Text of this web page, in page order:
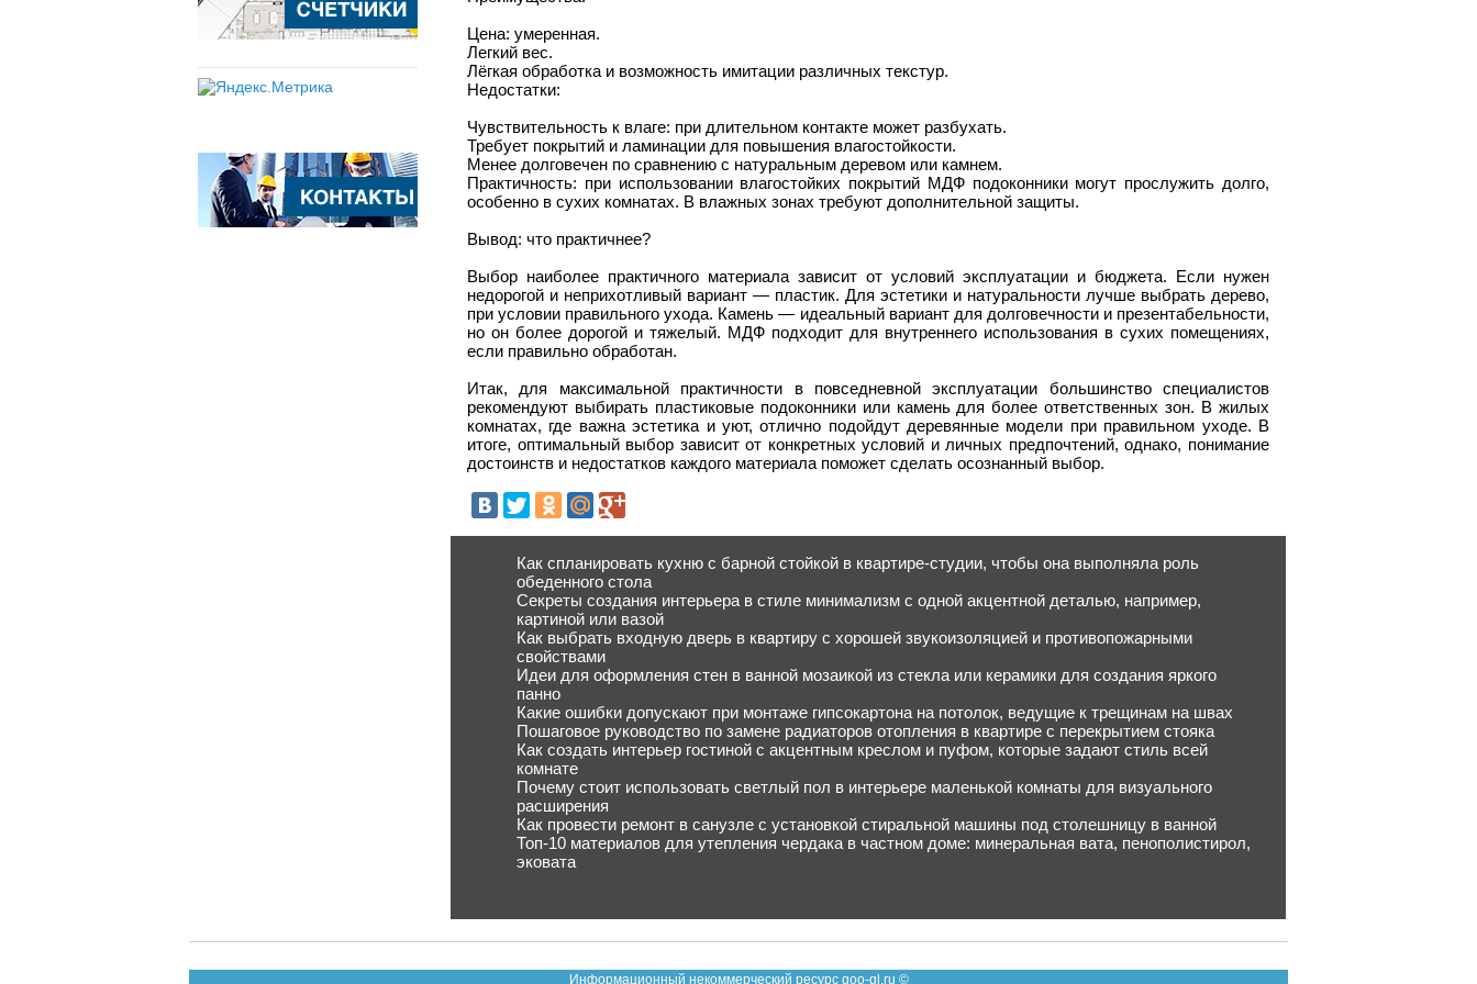
Цена: умеренная.
Легкий вес.
Лёгкая обработка и возможность имитации различных текстур.
Недостатки:
Чувствительность к влаге: при длительном контакте может разбухать.
Требует покрытий и ламинации для повышения влагостойкости.
Менее долговечен по сравнению с натуральным деревом или камнем.
Практичность: при использовании влагостойких покрытий МДФ подоконники могут прослужить долго,
особенно в сухих комнатах. В влажных зонах требуют дополнительной защиты.
Вывод: что практичнее?
Выбор наиболее практичного материала зависит от условий эксплуатации и бюджета. Если нужен
недорогой и неприхотливый вариант — пластик. Для эстетики и натуральности лучше выбрать дерево,
при условии правильного ухода. Камень — идеальный вариант для долговечности и презентабельности,
но он более дорогой и тяжелый. МДФ подходит для внутреннего использования в сухих помещениях,
если правильно обработан.
Итак, для максимальной практичности в повседневной эксплуатации большинство специалистов
рекомендуют выбирать пластиковые подоконники или камень для более ответственных зон. В жилых
комнатах, где важна эстетика и уют, отлично подойдут деревянные модели при правильном уходе. В
итоге, оптимальный выбор зависит от конкретных условий и личных предпочтений, однако, понимание
достоинств и недостатков каждого материала поможет сделать осознанный выбор.
Как спланировать кухню с барной стойкой в квартире-студии, чтобы она выполняла роль
обеденного стола
Секреты создания интерьера в стиле минимализм с одной акцентной деталью, например,
картиной или вазой
Как выбрать входную дверь в квартиру с хорошей звукоизоляцией и противопожарными
свойствами
Идеи для оформления стен в ванной мозаикой из стекла или керамики для создания яркого
панно
Какие ошибки допускают при монтаже гипсокартона на потолок, ведущие к трещинам на швах
Пошаговое руководство по замене радиаторов отопления в квартире с перекрытием стояка
Как создать интерьер гостиной с акцентным креслом и пуфом, которые задают стиль всей
комнате
Почему стоит использовать светлый пол в интерьере маленькой комнаты для визуального
расширения
Как провести ремонт в санузле с установкой стиральной машины под столешницу в ванной
Топ-10 материалов для утепления чердака в частном доме: минеральная вата, пенополистирол,
эковата
Информационный некоммерческий ресурс goo-gl.ru ©